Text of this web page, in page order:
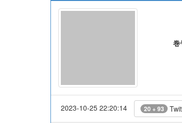
https://www.jstage.jst.go.jp/
新しい発見は
巻